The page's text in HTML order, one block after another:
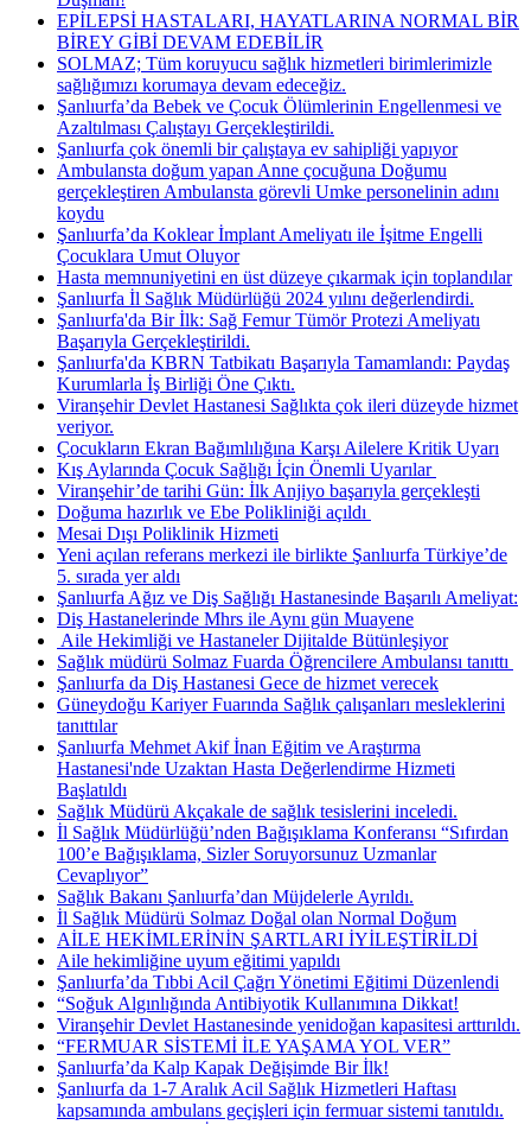
EPİLEPSİ HASTALARI, HAYATLARINA NORMAL BİR
BİREY GİBİ DEVAM EDEBİLİR
SOLMAZ; Tüm koruyucu sağlık hizmetleri birimlerimizle
sağlığımızı korumaya devam edeceğiz.
Şanlıurfa’da Bebek ve Çocuk Ölümlerinin Engellenmesi ve
Azaltılması Çalıştayı Gerçekleştirildi.
Şanlıurfa çok önemli bir çalıştaya ev sahipliği yapıyor
Ambulansta doğum yapan Anne çocuğuna Doğumu
gerçekleştiren Ambulansta görevli Umke personelinin adını
koydu
Şanlıurfa’da Koklear İmplant Ameliyatı ile İşitme Engelli
Çocuklara Umut Oluyor
Hasta memnuniyetini en üst düzeye çıkarmak için toplandılar
Şanlıurfa İl Sağlık Müdürlüğü 2024 yılını değerlendirdi.
Şanlıurfa'da Bir İlk: Sağ Femur Tümör Protezi Ameliyatı
Başarıyla Gerçekleştirildi.
Şanlıurfa'da KBRN Tatbikatı Başarıyla Tamamlandı: Paydaş
Kurumlarla İş Birliği Öne Çıktı.
Viranşehir Devlet Hastanesi Sağlıkta çok ileri düzeyde hizmet
veriyor.
Çocukların Ekran Bağımlılığına Karşı Ailelere Kritik Uyarı
Kış Aylarında Çocuk Sağlığı İçin Önemli Uyarılar ​
Viranşehir’de tarihi Gün: İlk Anjiyo başarıyla gerçekleşti
Doğuma hazırlık ve Ebe Polikliniği açıldı ​
Mesai Dışı Poliklinik Hizmeti
Yeni açılan referans merkezi ile birlikte Şanlıurfa Türkiye’de
5. sırada yer aldı
Şanlıurfa Ağız ve Diş Sağlığı Hastanesinde Başarılı Ameliyat:
Diş Hastanelerinde Mhrs ile Aynı gün Muayene
​ Aile Hekimliği ve Hastaneler Dijitalde Bütünleşiyor
Sağlık müdürü Solmaz Fuarda Öğrencilere Ambulansı tanıttı ​
Şanlıurfa da Diş Hastanesi Gece de hizmet verecek
Güneydoğu Kariyer Fuarında Sağlık çalışanları mesleklerini
tanıttılar
Şanlıurfa Mehmet Akif İnan Eğitim ve Araştırma
Hastanesi'nde Uzaktan Hasta Değerlendirme Hizmeti
Başlatıldı
Sağlık Müdürü Akçakale de sağlık tesislerini inceledi.
İl Sağlık Müdürlüğü’nden Bağışıklama Konferansı “Sıfırdan
100’e Bağışıklama, Sizler Soruyorsunuz Uzmanlar
Cevaplıyor”
Sağlık Bakanı Şanlıurfa’dan Müjdelerle Ayrıldı.
İl Sağlık Müdürü Solmaz Doğal olan Normal Doğum
AİLE HEKİMLERİNİN ŞARTLARI İYİLEŞTİRİLDİ
Aile hekimliğine uyum eğitimi yapıldı
Şanlıurfa’da Tıbbi Acil Çağrı Yönetimi Eğitimi Düzenlendi
“Soğuk Algınlığında Antibiyotik Kullanımına Dikkat!
Viranşehir Devlet Hastanesinde yenidoğan kapasitesi arttırıldı.
“FERMUAR SİSTEMİ İLE YAŞAMA YOL VER”
Şanlıurfa’da Kalp Kapak Değişimde Bir İlk!
Şanlıurfa da 1-7 Aralık Acil Sağlık Hizmetleri Haftası
kapsamında ambulans geçişleri için fermuar sistemi tanıtıldı.